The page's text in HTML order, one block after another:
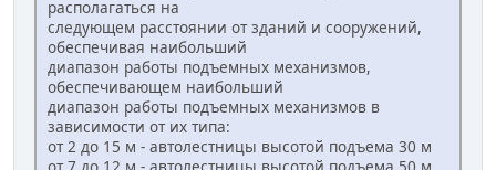
располагаться на
следующем расстоянии от зданий и сооружений,
обеспечивая наибольший
диапазон работы подъемных механизмов,
обеспечивающем наибольший
диапазон работы подъемных механизмов в
зависимости от их типа:
от 2 до 15 м - автолестницы высотой подъема 30 м